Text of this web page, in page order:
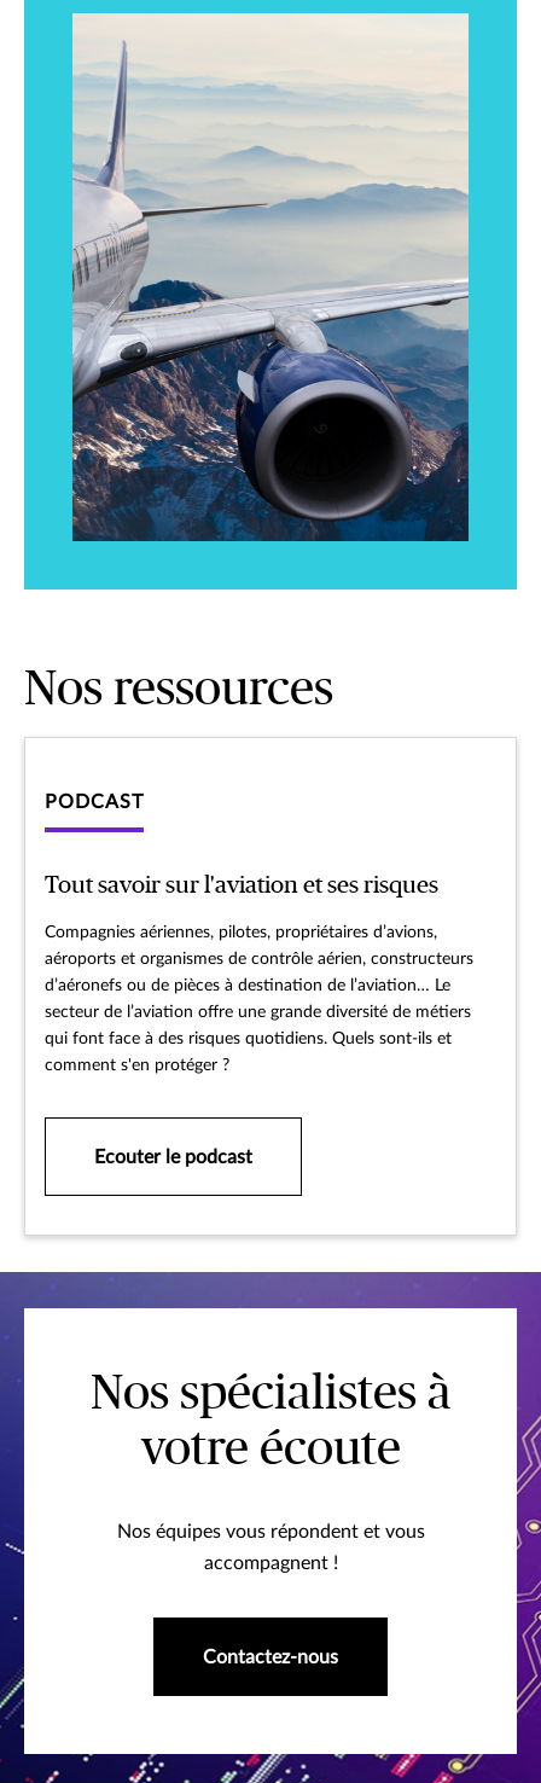
Nos ressources
PODCAST
Tout savoir sur l'aviation et ses risques
Compagnies aériennes, pilotes, propriétaires d’avions,
aéroports et organismes de contrôle aérien, constructeurs
d’aéronefs ou de pièces à destination de l’aviation… Le
secteur de l’aviation offre une grande diversité de métiers
qui font face à des risques quotidiens. Quels sont-ils et
comment s'en protéger ?
Ecouter le podcast
Nos spécialistes à
votre écoute
Nos équipes vous répondent et vous
accompagnent !
Contactez-nous